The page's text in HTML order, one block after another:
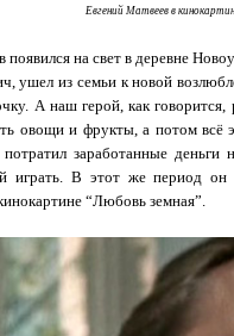
Евгений Матвеев в
появился на свет в деревне
ушел из семьи к новой
А наш герой, как
овощи и фрукты, а потом всё
заработанные
играть. В этот же период он
“Любовь земная”.